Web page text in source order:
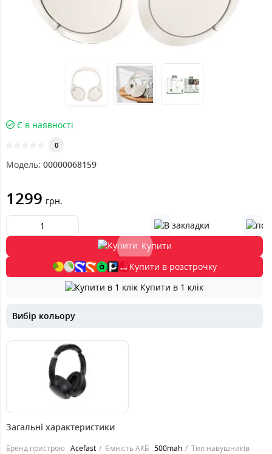
Є в наявності
0
Модель: 00000068159
1299 грн.
Купити
Купити в розстрочку
Купити в 1 клік
Вибір кольору
1299 грн.
Загальні характеристики
Бренд пристрою Acefast Ємність АКБ 500mah
Тип навушників